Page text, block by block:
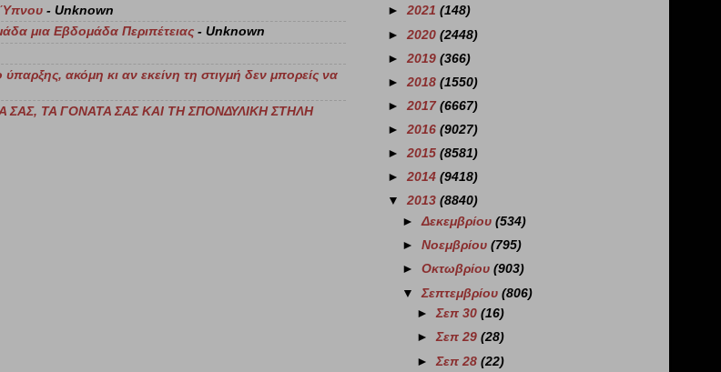
Ύπνου - Unknown
μια Εβδομάδα Περιπέτειας - Unknown
ακόμη κι αν εκείνη τη στιγμή δεν μπορείς να
ΣΑΣ, ΤΑ ΓΟΝΑΤΑ ΣΑΣ ΚΑΙ ΤΗ ΣΠΟΝΔΥΛΙΚΗ ΣΤΗΛΗ
► 2021 (148)
► 2020 (2448)
► 2019 (366)
► 2018 (1550)
► 2017 (6667)
► 2016 (9027)
► 2015 (8581)
► 2014 (9418)
▼ 2013 (8840)
►Δεκεμβρίου(534)
►Νοεμβρίου(795)
►Οκτωβρίου(903)
▼Σεπτεμβρίου(806)
►Σεπ 30(16)
►Σεπ 29(28)
►Σεπ 28(22)